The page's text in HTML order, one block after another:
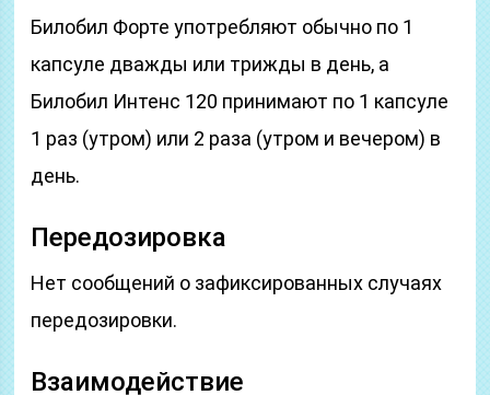
Билобил Форте употребляют обычно по 1
капсуле дважды или трижды в день, а
Билобил Интенс 120 принимают по 1 капсуле
1 раз (утром) или 2 раза (утром и вечером) в
день.
Передозировка
Нет сообщений о зафиксированных случаях
передозировки.
Взаимодействие